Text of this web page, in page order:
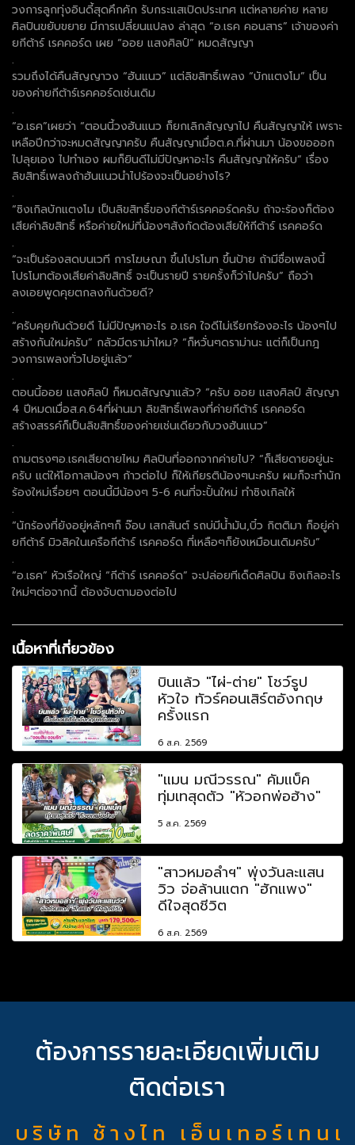
วงการลูกทุ่งอินดี้สุดคึกคัก รับกระแสเปิดประเทศ แต่หลายค่าย หลาย
ศิลปินขยับขยาย มีการเปลี่ยนแปลง ล่าสุด “อ.เธค คอนสาร” เจ้าของค่า
ยกีต้าร์ เรคคอร์ด เผย “ออย แสงศิลป์” หมดสัญญา
.
รวมถึงได้คืนสัญญาวง “ฮันแนว” แต่ลิขสิทธิ์เพลง “บักแตงโม” เป็น
ของค่ายกีต้าร์เรคคอร์ดเช่นเดิม
.
“อ.เธค”เผยว่า “ตอนนี้วงฮันแนว ก็ยกเลิกสัญญาไป คืนสัญญาให้ เพราะ
เหลือปีกว่าจะหมดสัญญาครับ คืนสัญญาเมื่อต.ค.ที่ผ่านมา น้องขอออก
ไปลุยเอง ไปทำเอง ผมก็ยินดีไม่มีปัญหาอะไร คืนสัญญาให้ครับ” เรื่อง
ลิขสิทธิ์เพลงถ้าฮันแนวนำไปร้องจะเป็นอย่างไร?
.
“ซิงเกิลบักแตงโม เป็นลิขสิทธิ์ของกีต้าร์เรคคอร์ดครับ ถ้าจะร้องก็ต้อง
เสียค่าลิขสิทธิ์ หรือค่ายใหม่ที่น้องๆสังกัดต้องเสียให้กีต้าร์ เรคคอร์ด
.
“จะเป็นร้องสดบนเวที การโฆษณา ขึ้นโปรโมท ขึ้นป้าย ถ้ามีชื่อเพลงนี้
โปรโมทต้องเสียค่าลิขสิทธิ์ จะเป็นรายปี รายครั้งก็ว่าไปครับ” ถือว่า
ลงเอยพูดคุยตกลงกันด้วยดี?
.
“ครับคุยกันด้วยดี ไม่มีปัญหาอะไร อ.เธค ใจดีไม่เรียกร้องอะไร น้องๆไป
สร้างกันใหม่ครับ” กลัวมีดราม่าไหม? “ก็หวั่นๆดราม่านะ แต่ก็เป็นกฎ
วงการเพลงทั่วไปอยู่แล้ว“
.
ตอนนี้ออย แสงศิลป์ ก็หมดสัญญาแล้ว? “ครับ ออย แสงศิลป์ สัญญา
4 ปีหมดเมื่อส.ค.64ที่ผ่านมา ลิขสิทธิ์เพลงที่ค่ายกีต้าร์ เรคคอร์ด
สร้างสรรค์ก็เป็นลิขสิทธิ์ของค่ายเช่นเดียวกับวงฮันแนว”
.
ถามตรงๆอ.เธคเสียดายไหม ศิลปินที่ออกจากค่ายไป? “ก็เสียดายอยู่นะ
ครับ แต่ให้โอกาสน้องๆ ก้าวต่อไป ก็ให้เกียรติน้องๆนะครับ ผมก็จะทำนัก
ร้องใหม่เรื่อยๆ ตอนนี้มีน้องๆ 5-6 คนที่จะปั้นใหม่ ทำซิงเกิลให้
.
“นักร้องที่ยังอยู่หลักๆก็ จ๊อบ เสกสันต์ รถบ่มีน้ำมัน,บิ๋ว กิตติมา ก็อยู่ค่า
ยกีต้าร์ มิวสิคในเครือกีต้าร์ เรคคอร์ด ที่เหลือๆก็ยังเหมือนเดิมครับ”
.
“อ.เธค” หัวเรือใหญ่ “กีต้าร์ เรคคอร์ด” จะปล่อยทีเด็ดศิลปิน ซิงเกิลอะไร
ใหม่ๆต่อจากนี้ ต้องจับตามองต่อไป
เนื้อหาที่เกี่ยวข้อง
บินแล้ว "ไผ่-ต่าย" โชว์รูป
หัวใจ ทัวร์คอนเสิร์ตอังกฤษ
ครั้งแรก
6 ส.ค. 2569
"แมน มณีวรรณ" คัมแบ็ค
ทุ่มเทสุดตัว "หัวอกพ่อฮ้าง"
5 ส.ค. 2569
"สาวหมอลำฯ" พุ่งวันละแสน
วิว จ่อล้านแตก "ฮักแพง"
ดีใจสุดชีวิต
6 ส.ค. 2569
ต้องการรายละเอียดเพิ่มเติม
ติดต่อเรา
บ ริ ษั ท ช้ า ง ไ ท เ อ็ น เ ท อ ร์ เ ท น เ